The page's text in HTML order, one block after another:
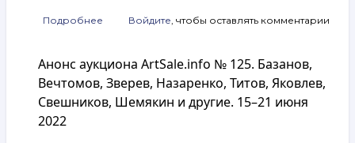
Подробнее
ArtSale.info
№ 149.
Купер,
Беленок,
Войдите , чтобы оставлять комментарии
Анонс аукциона ArtSale.info № 125. Базанов,
Вечтомов, Зверев, Назаренко, Титов, Яковлев,
Свешников, Шемякин и другие. 15–21 июня
2022